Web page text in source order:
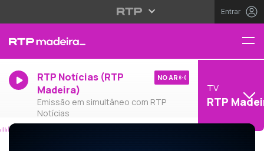
Entrar
RTP Notícias (RTP
Madeira)
Emissão em simultâneo com RTP
Notícias
NO AR
TV
RTP